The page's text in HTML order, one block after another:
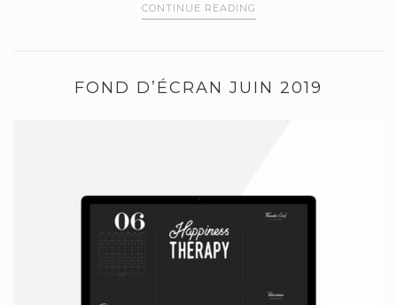
CONTINUE READING
FOND D’ÉCRAN JUIN 2019